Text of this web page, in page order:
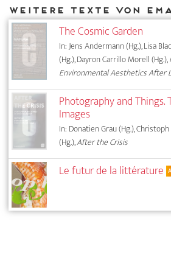
The Cosmic Garden
In: Jens Andermann (Hg.), Lisa
(Hg.), Dayron Carrillo Morell (Hg.),
Environmental Aesthetics After
Photography and Things.
Images
In: Donatien Grau (Hg.),
(Hg.),After the Crisis
Le futur de la littérature